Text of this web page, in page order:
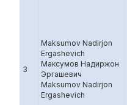
3
Maksumov Nadirjon
Ergashevich
Максумов Надиржон
Эргашевич
Maksumov Nadirjon
Ergashevich